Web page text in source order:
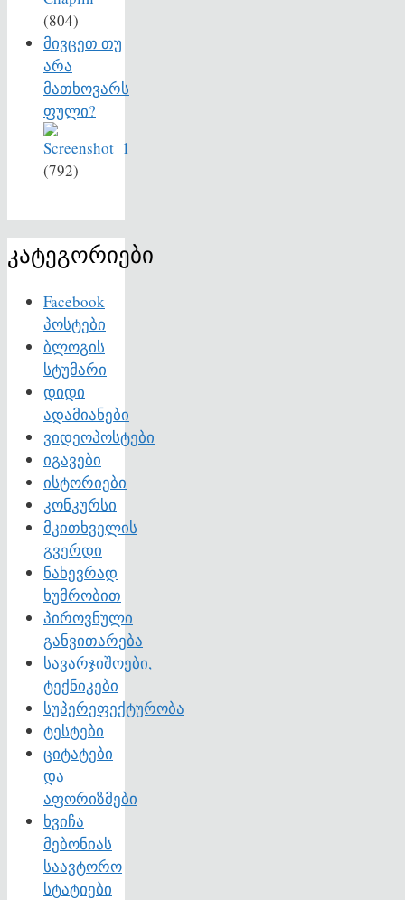
(804)
მივცეთ თუ
არა
მათხოვარს
ფული?
(792)
კატეგორიები
Facebook
პოსტები
ბლოგის
სტუმარი
დიდი
ადამიანები
ვიდეოპოსტები
იგავები
ისტორიები
კონკურსი
მკითხველის
გვერდი
ნახევრად
ხუმრობით
პიროვნული
განვითარება
სავარჯიშოები,
ტექნიკები
სუპერეფექტურობა
ტესტები
ციტატები
და
აფორიზმები
ხვიჩა
მებონიას
საავტორო
სტატიები